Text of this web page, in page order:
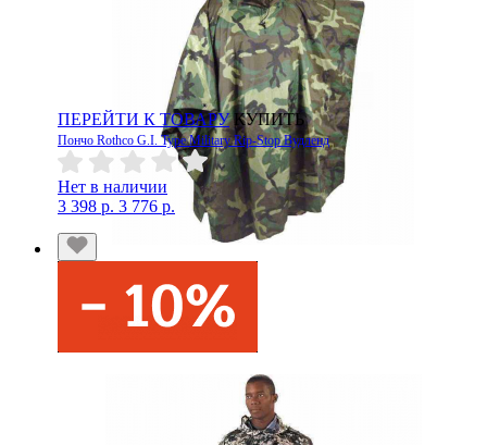
ПЕРЕЙТИ К ТОВАРУ КУПИТЬ
Пончо Rothco G.I. Type Military Rip-Stop Вудленд
Нет в наличии
3 398 р. 3 776 р.